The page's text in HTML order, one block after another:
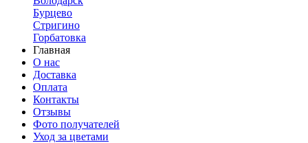
Бурцево
Стригино
Горбатовка
Главная
О нас
Доставка
Оплата
Контакты
Отзывы
Фото получателей
Уход за цветами